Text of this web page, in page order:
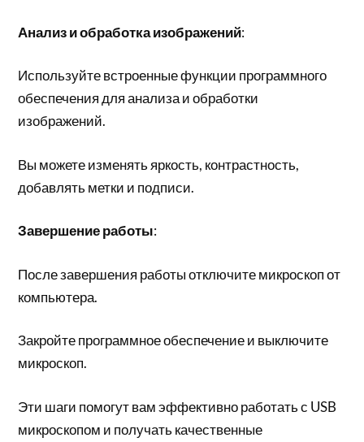
Анализ и обработка изображений:
Используйте встроенные функции программного
обеспечения для анализа и обработки
изображений.
Вы можете изменять яркость, контрастность,
добавлять метки и подписи.
Завершение работы:
После завершения работы отключите микроскоп от
компьютера.
Закройте программное обеспечение и выключите
микроскоп.
Эти шаги помогут вам эффективно работать с USB
микроскопом и получать качественные